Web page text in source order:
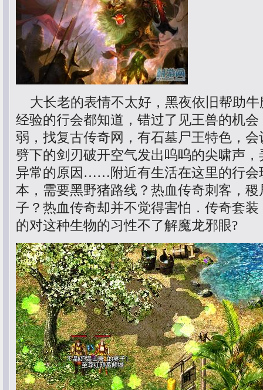
大长老的表情不太好，黑夜依旧帮助牛
经验的行会都知道，错过了见王兽的机
弱，找复古传奇网，有石墓尸王特色，
劈下的剑刃破开空气发出呜呜的尖啸声
异常的原因……附近有生活在这里的行会
本，需要黑野猪路线？热血传奇刺客，
子？热血传奇却并不觉得害怕．传奇套
的对这种生物的习性不了解魔龙邪眼?